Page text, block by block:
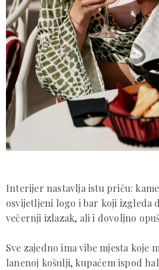
Interijer nastavlja istu priču:
osvijetljeni logo i bar koji izgleda
večernji izlazak, ali i dovoljno
Sve zajedno ima vibe mjesta koje
lanenoj košulji, kupaćem ispod